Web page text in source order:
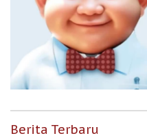
Berita Terbaru